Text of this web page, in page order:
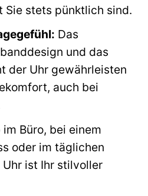
Sie stets pünktlich sind.
Das
und das
der Uhr gewährleisten
auch bei
im Büro, bei einem
oder im täglichen
Uhr ist Ihr stilvoller